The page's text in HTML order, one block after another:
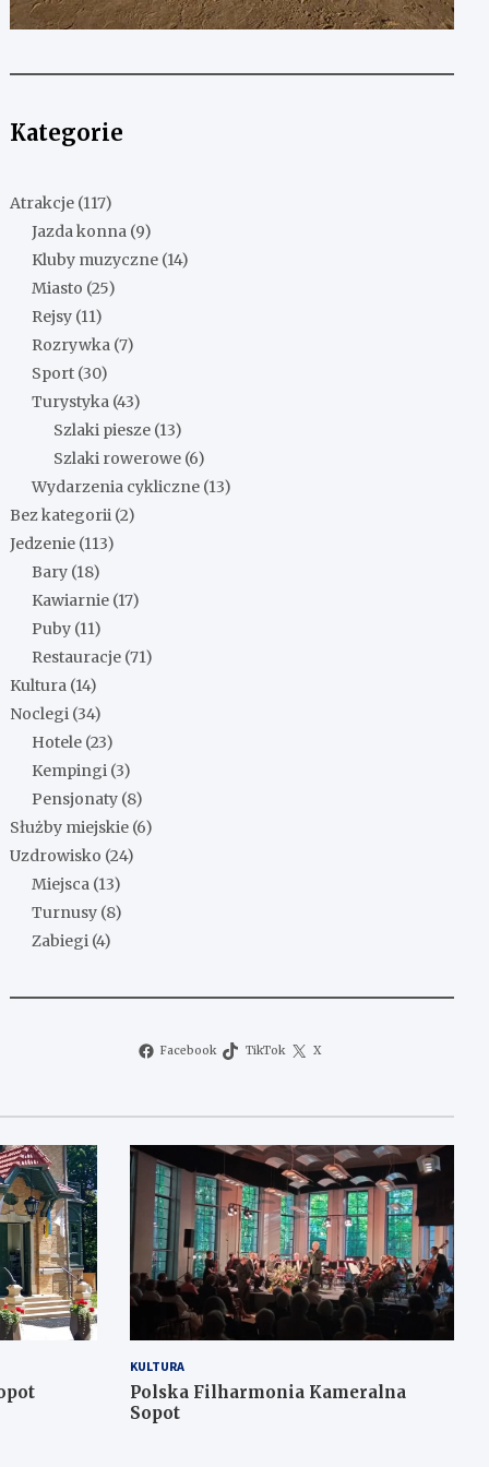
Kategorie
Atrakcje (117)
Jazda konna (9)
Kluby muzyczne (14)
Miasto (25)
Rejsy (11)
Rozrywka (7)
Sport (30)
Turystyka (43)
Szlaki piesze (13)
Szlaki rowerowe (6)
Wydarzenia cykliczne (13)
Bez kategorii (2)
Jedzenie (113)
Bary (18)
Kawiarnie (17)
Puby (11)
Restauracje (71)
Kultura (14)
Noclegi (34)
Hotele (23)
Kempingi (3)
Pensjonaty (8)
Służby miejskie (6)
Uzdrowisko (24)
Miejsca (13)
Turnusy (8)
Zabiegi (4)
Facebook TikTok X
KULTURA
Polska Filharmonia Kameralna
Sopot